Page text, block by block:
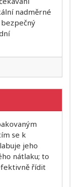
nadměrné
se k
jeho
nátlaku; to
řídit